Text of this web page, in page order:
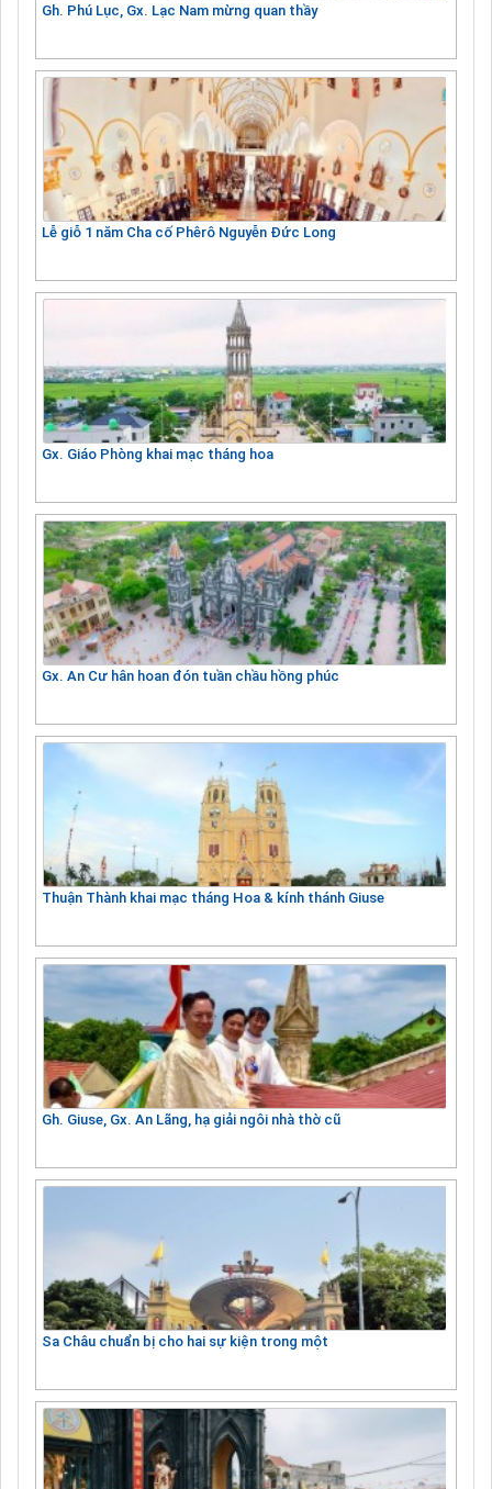
Gh. Phú Lục, Gx. Lạc Nam mừng quan thầy
Lễ giỗ 1 năm Cha cố Phêrô Nguyễn Đức Long
Gx. Giáo Phòng khai mạc tháng hoa
Gx. An Cư hân hoan đón tuần chầu hồng phúc
Thuận Thành khai mạc tháng Hoa & kính thánh Giuse
Gh. Giuse, Gx. An Lãng, hạ giải ngôi nhà thờ cũ
Sa Châu chuẩn bị cho hai sự kiện trong một